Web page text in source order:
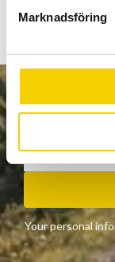
l
Marknadsföring
Your personal